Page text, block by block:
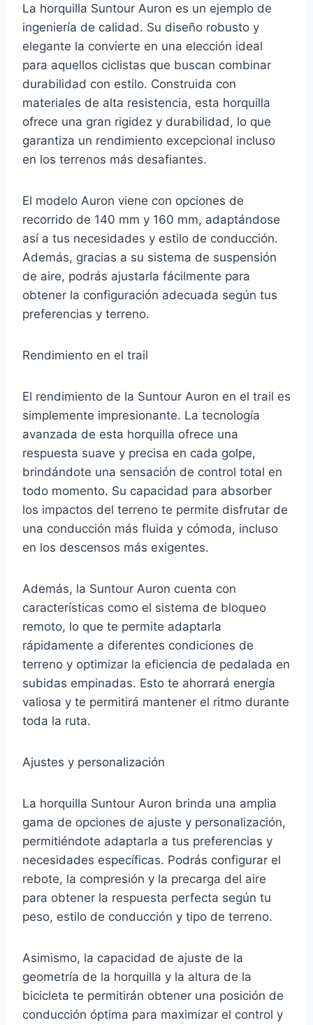
La horquilla Suntour Auron es un ejemplo de
ingeniería de calidad. Su diseño robusto y
elegante la convierte en una elección ideal
para aquellos ciclistas que buscan combinar
durabilidad con estilo. Construida con
materiales de alta resistencia, esta horquilla
ofrece una gran rigidez y durabilidad, lo que
garantiza un rendimiento excepcional incluso
en los terrenos más desafiantes.
El modelo Auron viene con opciones de
recorrido de 140 mm y 160 mm, adaptándose
así a tus necesidades y estilo de conducción.
Además, gracias a su sistema de suspensión
de aire, podrás ajustarla fácilmente para
obtener la configuración adecuada según tus
preferencias y terreno.
Rendimiento en el trail
El rendimiento de la Suntour Auron en el trail es
simplemente impresionante. La tecnología
avanzada de esta horquilla ofrece una
respuesta suave y precisa en cada golpe,
brindándote una sensación de control total en
todo momento. Su capacidad para absorber
los impactos del terreno te permite disfrutar de
una conducción más fluida y cómoda, incluso
en los descensos más exigentes.
Además, la Suntour Auron cuenta con
características como el sistema de bloqueo
remoto, lo que te permite adaptarla
rápidamente a diferentes condiciones de
terreno y optimizar la eficiencia de pedalada en
subidas empinadas. Esto te ahorrará energía
valiosa y te permitirá mantener el ritmo durante
toda la ruta.
Ajustes y personalización
La horquilla Suntour Auron brinda una amplia
gama de opciones de ajuste y personalización,
permitiéndote adaptarla a tus preferencias y
necesidades específicas. Podrás configurar el
rebote, la compresión y la precarga del aire
para obtener la respuesta perfecta según tu
peso, estilo de conducción y tipo de terreno.
Asimismo, la capacidad de ajuste de la
geometría de la horquilla y la altura de la
bicicleta te permitirán obtener una posición de
conducción óptima para maximizar el control y